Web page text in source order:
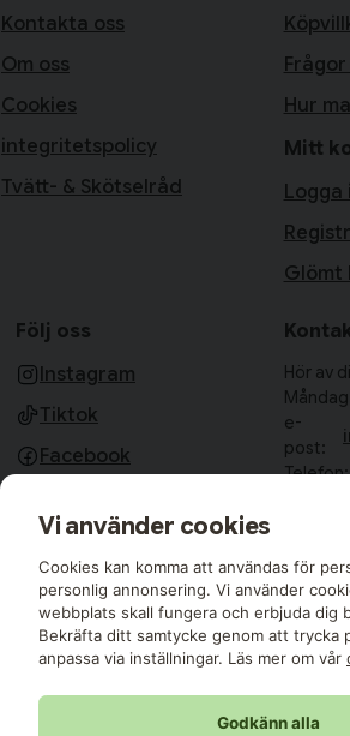
Kontakta oss
Om oss
Cookies
integritetspolicy
Tvätt- & Skötselråd
Frågor
Hur
Mitt
Logga
Glömt
Följ oss
Instagram
Tiktok
Facebook
Hör av
e-
post:
Telefon:
28832
Sovfabriken © 2026 Alla
Vi använder cookies
Cookies kan komma att användas för
personlig annonsering. Vi använder
webbplats skall fungera och erbjuda dig
Bekräfta ditt samtycke genom att trycka
anpassa via inställningar. Läs mer om vår
Godkänn alla